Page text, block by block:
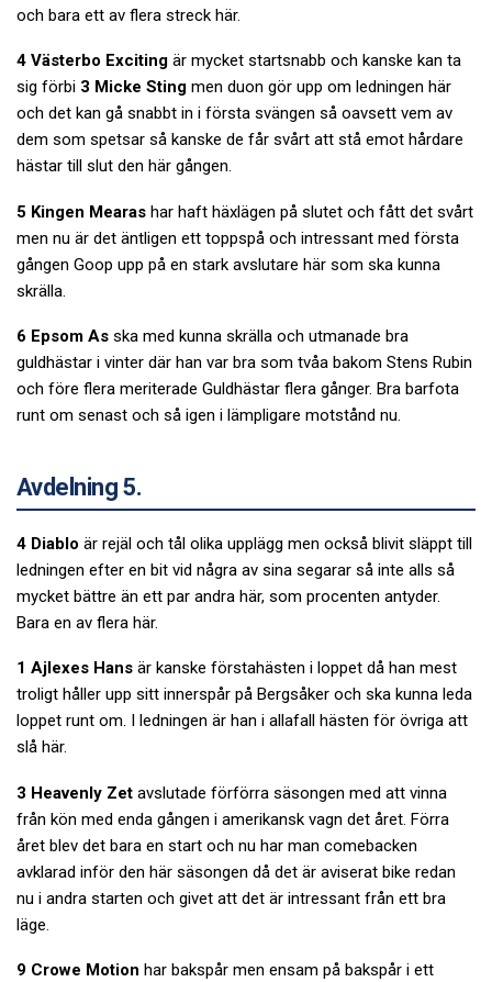
och bara ett av flera streck här.
4 Västerbo Exciting är mycket startsnabb och kanske kan ta
sig förbi 3 Micke Sting men duon gör upp om ledningen här
och det kan gå snabbt in i första svängen så oavsett vem av
dem som spetsar så kanske de får svårt att stå emot hårdare
hästar till slut den här gången.
5 Kingen Mearas har haft häxlägen på slutet och fått det svårt
men nu är det äntligen ett toppspå och intressant med första
gången Goop upp på en stark avslutare här som ska kunna
skrälla.
6 Epsom As ska med kunna skrälla och utmanade bra
guldhästar i vinter där han var bra som tvåa bakom Stens Rubin
och före flera meriterade Guldhästar flera gånger. Bra barfota
runt om senast och så igen i lämpligare motstånd nu.
Avdelning 5.
4 Diablo är rejäl och tål olika upplägg men också blivit släppt till
ledningen efter en bit vid några av sina segarar så inte alls så
mycket bättre än ett par andra här, som procenten antyder.
Bara en av flera här.
1 Ajlexes Hans är kanske förstahästen i loppet då han mest
troligt håller upp sitt innerspår på Bergsåker och ska kunna leda
loppet runt om. I ledningen är han i allafall hästen för övriga att
slå här.
3 Heavenly Zet avslutade förförra säsongen med att vinna
från kön med enda gången i amerikansk vagn det året. Förra
året blev det bara en start och nu har man comebacken
avklarad inför den här säsongen då det är aviserat bike redan
nu i andra starten och givet att det är intressant från ett bra
läge.
9 Crowe Motion har bakspår men ensam på bakspår i ett